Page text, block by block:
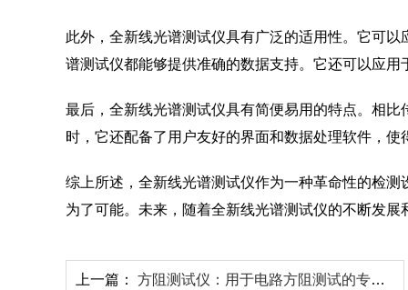
此外，全新线光谱测试仪具有广泛的适用性。它可
谱测试仪都能够提供准确的数据支持。它还可以应
最后，全新线光谱测试仪具有简便易用的特点。相
时，它还配备了用户友好的界面和数据处理软件，
综上所述，全新线光谱测试仪作为一种革命性的检
为了可能。未来，随着全新线光谱测试仪的不断发
上一篇： 方阻测试仪：用于电路方阻测试的专业工具